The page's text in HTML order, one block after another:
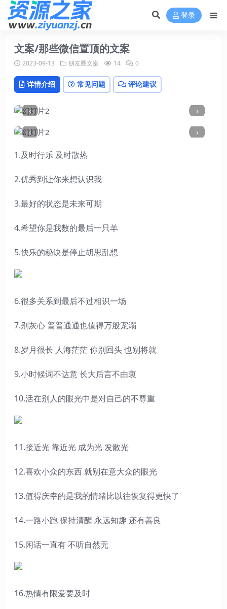
登录
文案/那些微信置顶的文案
2023-09-13 朋友圈文案 14 0
详情介绍 常见问题 评论建议
‹
›
‹
›
1.及时行乐 及时散热
2.优秀到让你来想认识我
3.最好的状态是未来可期
4.希望你是我数的最后一只羊
5.快乐的秘诀是停止胡思乱想
6.很多关系到最后不过相识一场
7.别灰心 普普通通也值得万般宠溺
8.岁月很长 人海茫茫 你别回头 也别将就
9.小时候词不达意 长大后言不由衷
10.活在别人的眼光中是对自己的不尊重
11.接近光 靠近光 成为光 发散光
12.喜欢小众的东西 就别在意大众的眼光
13.值得庆幸的是我的情绪比以往恢复得更快了
14.一路小跑 保持清醒 永远知趣 还有善良
15.闲话一直有 不听自然无
16.热情有限爱要及时